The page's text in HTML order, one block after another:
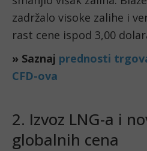
zadržalo visoke zalihe i
rast cene ispod 3,00
» Saznaj prednosti
CFD-ova
2. Izvoz LNG-a i
globalnih cena